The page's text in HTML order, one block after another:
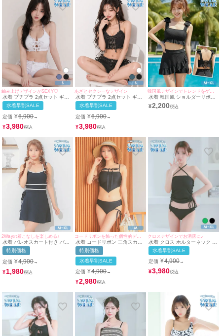
編み上げデザインがSEXY♡
水着 プチプラ 2点セット ギャ
ル セット リボン カジュアル
編み上げ デニム ローライズ 白
ビキニ (Sサイズ対応) |
myMinette/マイミネット
水着早割SALE
定価 ¥6,900→
¥3,980
あざとセクシーなデザイン
水着 プチプラ 2点セット ギャ
ル セット リボン 編み上げ デ
ニム 黒 ブラック ビキニ (Sサ
イズ対応) | myMinette/マイミ
ネット
水着早割SALE
定価 ¥6,900→
¥3,980
韓国風デザインでトレンドをゲット♪
水着 韓国風 ショルダーリボン
ビスチェ ハイウエスト フリル
フレアスカート タンキニ 体型
¥2,200
2Wayの着こなしを楽しめる♪
水着 パレオスカート付き パイ
ピング ガーリー 2way モノキ
ニ ビキニ (ブラック/早河ルカ
着用)
特別価格
定価 ¥4,900→
¥1,980
コードリボンを飾った個性的ディティール♡
水着 コードリボン 三角スカー
フ ビスチェ 体型カバー ワンカ
ラー 韓国風 ギャル タンキニ
(ブラック/早河ルカ)
特別価格
水着早割SALE
定価 ¥4,900→
¥2,980
クロスデザインでお洒落に♪
水着 クロス ホルターネック ド
ロスト ビスチェ 体型カバー ワ
ンカラー 韓国風 ギャル タンキ
ニ (ブラック/聖菜)
水着早割SALE
定価 ¥4,900→
¥3,980